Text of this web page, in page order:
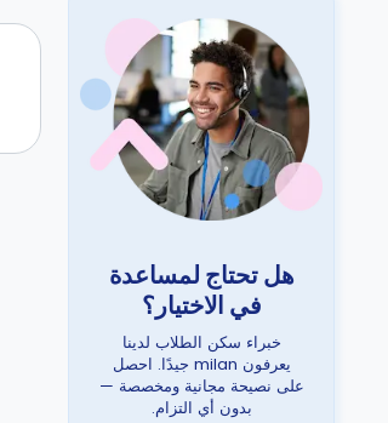
هل تحتاج لمساعدة
في الاختيار؟
خبراء سكن الطلاب لدينا
يعرفون milan جيدًا. احصل
على نصيحة مجانية ومخصصة —
بدون أي التزام.